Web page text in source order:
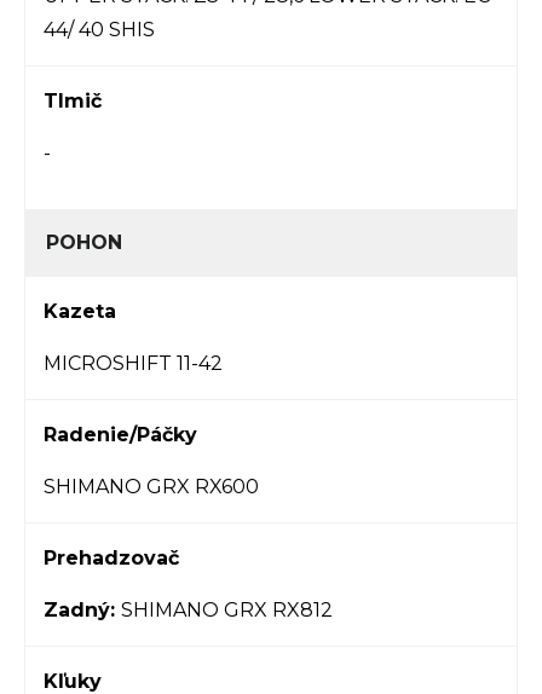
44/ 40 SHIS
Tlmič
-
POHON
Kazeta
MICROSHIFT 11-42
Radenie/Páčky
SHIMANO GRX RX600
Prehadzovač
Zadný: SHIMANO GRX RX812
Kľuky